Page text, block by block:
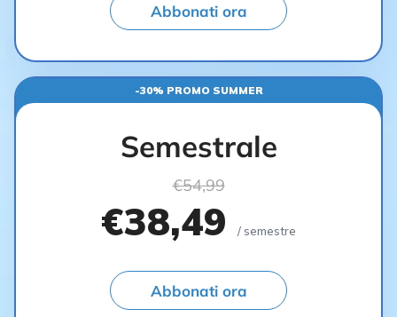
Abbonati ora
-30% PROMO SUMMER
Semestrale
€54,99
€38,49 / semestre
Abbonati ora